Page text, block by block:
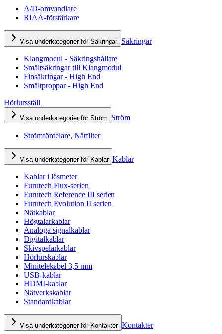
A/D-omvandlare
RIAA-förstärkare
Visa underkategorier för Säkringar Säkringar
Klangmodul - Säkringshållare
Smältsäkringar till Klangmodul
Finsäkringar - High End
Smältproppar - High End
Hörlursställ
Visa underkategorier för Ström Ström
Strömfördelare, Nätfilter
Visa underkategorier för Kablar Kablar
Kablar i lösmeter
Furutech Flux-serien
Furutech Reference III serien
Furutech Evolution II serien
Nätkablar
Högtalarkablar
Analoga signalkablar
Digitalkablar
Skivspelarkablar
Hörlurskablar
Minitelekabel 3,5 mm
USB-kablar
HDMI-kablar
Nätverkskablar
Standardkablar
Visa underkategorier för Kontakter Kontakter